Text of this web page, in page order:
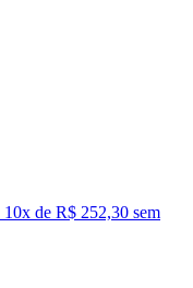
10x de R$ 252,30 sem